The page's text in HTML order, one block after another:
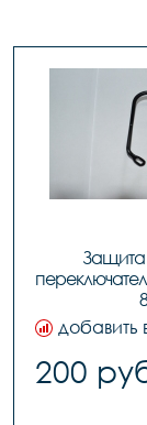
Защита
добавить
200